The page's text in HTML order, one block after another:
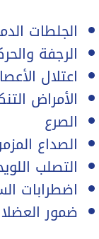
الجلطات
الرجفة
اعتلال
الأمراض
الصرع
الصداع
التصلب
اضطرابات
ضمور